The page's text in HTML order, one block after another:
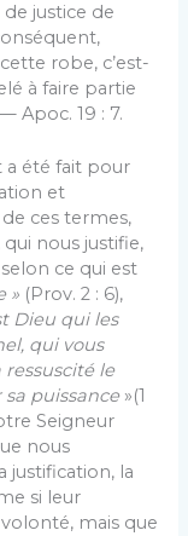
de justice de
robe, c’est-
à faire partie
Apoc. 19 : 7.
a été fait pour
et
ces termes,
qui nous justifie,
ce qui est
» (Prov. 2 : 6),
Dieu qui les
qui vous
ressuscité le
sa puissance»(1
Seigneur
nous
justification, la
si leur
mais que